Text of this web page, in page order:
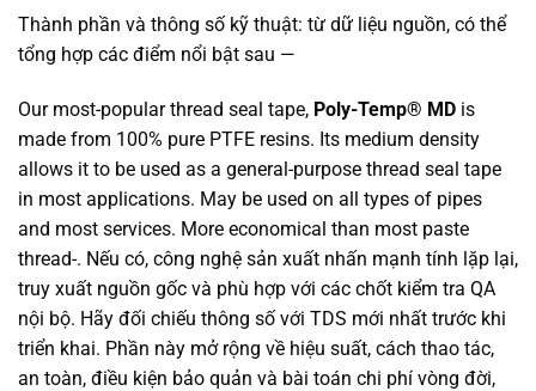
Thành phần và thông số kỹ thuật: từ dữ liệu nguồn, có thể
tổng hợp các điểm nổi bật sau —
Our most-popular thread seal tape, Poly-Temp® MD is
made from 100% pure PTFE resins. Its medium density
allows it to be used as a general-purpose thread seal tape
in most applications. May be used on all types of pipes
and most services. More economical than most paste
thread-. Nếu có, công nghệ sản xuất nhấn mạnh tính lặp lại,
truy xuất nguồn gốc và phù hợp với các chốt kiểm tra QA
nội bộ. Hãy đối chiếu thông số với TDS mới nhất trước khi
triển khai. Phần này mở rộng về hiệu suất, cách thao tác,
an toàn, điều kiện bảo quản và bài toán chi phí vòng đời,